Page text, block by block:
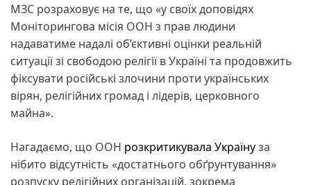
МЗС розраховує на те, що «у своїх доповідях
Моніторингова місія ООН з прав людини
надаватиме надалі об’єктивні оцінки реальній
ситуації зі свободою релігії в Україні та продовжить
фіксувати російські злочини проти українських
вірян, релігійних громад і лідерів, церковного
майна».
Нагадаємо, що ООН розкритикувала Українуза
нібито відсутність «достатнього обґрунтування»
розпуску релігійних організацій, зокрема